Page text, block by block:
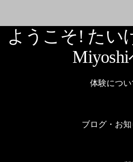
ようこそ! たい
体験につい
ブログ・お